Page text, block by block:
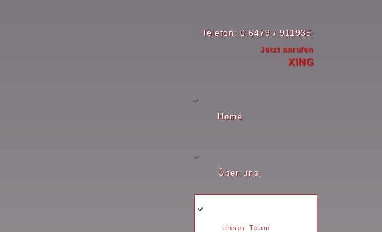
Telefon: 0 6479 / 911935
Jetzt anrufen
XING
Home
Über uns
Unser Team